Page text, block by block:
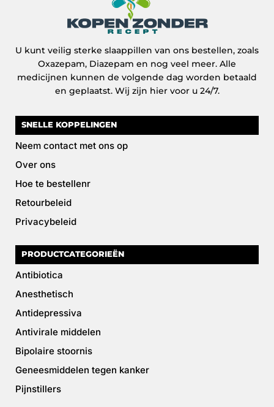
U kunt veilig sterke slaappillen van ons bestellen, zoals
Oxazepam, Diazepam en nog veel meer. Alle
medicijnen kunnen de volgende dag worden betaald
en geplaatst. Wij zijn hier voor u 24/7.
SNELLE KOPPELINGEN
Neem contact met ons op
Over ons
Hoe te bestellenr
Retourbeleid
Privacybeleid
PRODUCTCATEGORIEËN
Antibiotica
Anesthetisch
Antidepressiva
Antivirale middelen
Bipolaire stoornis
Geneesmiddelen tegen kanker
Pijnstillers